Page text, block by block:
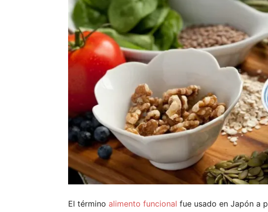
El término alimento funcional fue usado en Japón a